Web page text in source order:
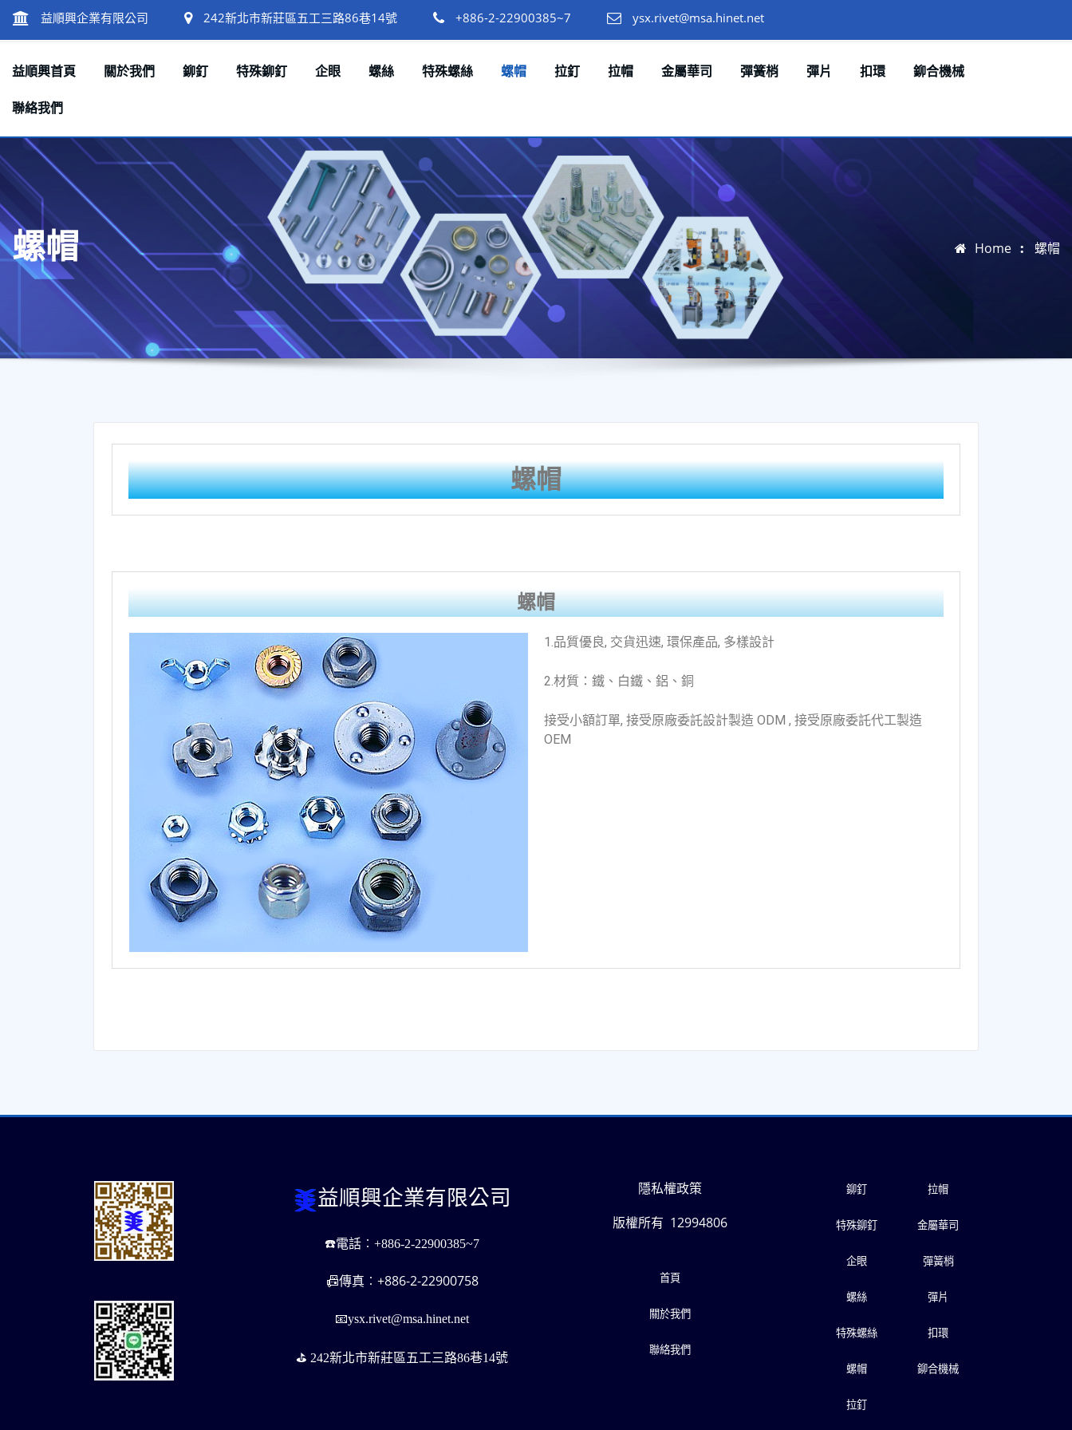
益順興企業有限公司 242新北市新莊區五工三路86巷14號 +886-2-22900385~7 ysx.rivet@msa.hinet.net
益順興首頁 關於我們 鉚釘 特殊鉚釘 企眼 螺絲 特殊螺絲 螺帽 拉釘 拉帽 金屬華司 彈簧梢 彈片 扣環 鉚合機械
聯絡我們
螺帽 Home 螺帽
螺帽
螺帽
1.品質優良, 交貨迅速, 環保產品, 多樣設計
2.材質：鐵、白鐵、鋁、銅
接受小額訂單, 接受原廠委託設計製造 ODM , 接受原廠委託代工製造
OEM
益順興企業有限公司
☎️電話︰ +886-2-22900385~7
📠傳真︰ +886-2-22900758
📧ysx.rivet@msa.hinet.net
⛳️ ️242新北市新莊區五工三路86巷14號
隱私權政策
版權所有 12994806
首頁
關於我們
聯絡我們
鉚釘
特殊鉚釘
企眼
螺絲
特殊螺絲
螺帽
拉釘
拉帽
金屬華司
彈簧梢
彈片
扣環
鉚合機械